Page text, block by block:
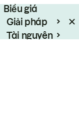
Biểu giá
Giải pháp
Tài nguyên